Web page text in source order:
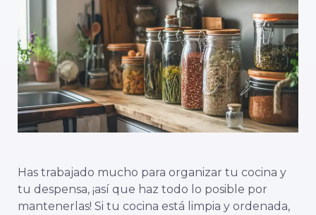
Has trabajado mucho para organizar tu cocina y
tu despensa, ¡así que haz todo lo posible por
mantenerlas! Si tu cocina está limpia y ordenada,